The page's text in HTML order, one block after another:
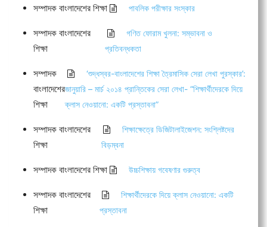
সম্পাদক বাংলাদেশের শিক্ষা পাবলিক পরীক্ষার সংস্কার
সম্পাদক বাংলাদেশের
শিক্ষা
গণিত ফোরাম খুলনা: সম্ভাবনা ও
প্রতিবন্ধকতা
সম্পাদক
বাংলাদেশের
শিক্ষা
‘শুদ্ধস্বর-বাংলাদেশের শিক্ষা ত্রৈমাসিক সেরা লেখা পুরস্কার’:
জানুয়ারি – মার্চ ২০১৪ প্রান্তিকের সেরা লেখা- “শিক্ষার্থীদেরকে দিয়ে
ক্লাস নেওয়ানো: একটি প্রস্তাবনা”
সম্পাদক বাংলাদেশের
শিক্ষা
শিক্ষাক্ষেত্রে ডিজিটালাইজেশন: সংশ্লিষ্টদের
বিড়ম্বনা
সম্পাদক বাংলাদেশের শিক্ষা উচ্চশিক্ষায় গবেষণার গুরুত্ব
সম্পাদক বাংলাদেশের
শিক্ষা
শিক্ষার্থীদেরকে দিয়ে ক্লাস নেওয়ানো: একটি
প্রস্তাবনা